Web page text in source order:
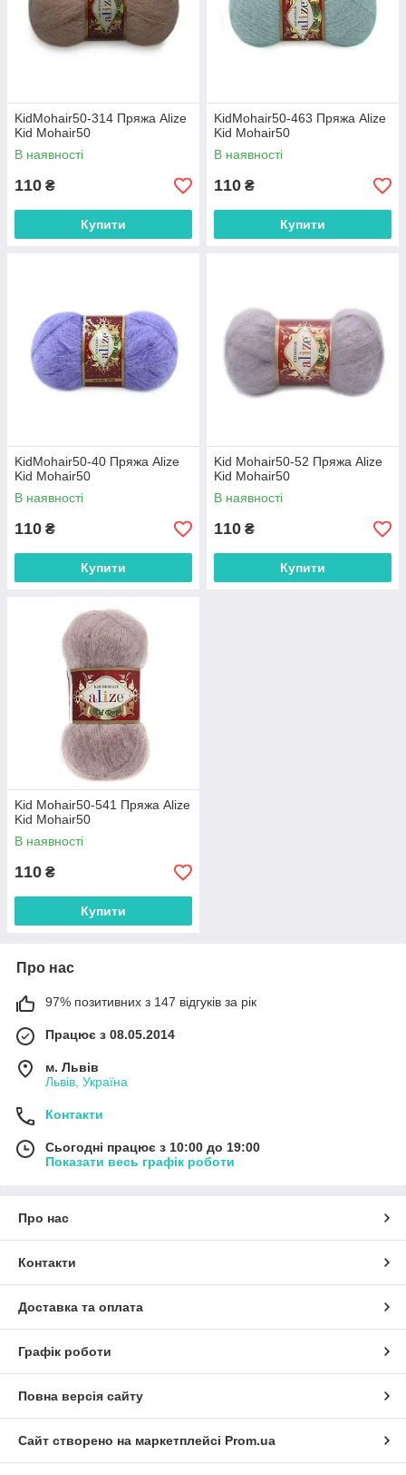
KidMohair50-314 Пряжа Alize
Kid Mohair50
В наявності
110 ₴
Купити
KidMohair50-463 Пряжа Alize
Kid Mohair50
В наявності
110 ₴
Купити
KidMohair50-40 Пряжа Alize
Kid Mohair50
В наявності
110 ₴
Купити
Kid Mohair50-52 Пряжа Alize
Kid Mohair50
В наявності
110 ₴
Купити
Kid Mohair50-541 Пряжа Alize
Kid Mohair50
В наявності
110 ₴
Купити
Про нас
97% позитивних з 147 відгуків за рік
Працює з 08.05.2014
м. Львів
Львів, Україна
Контакти
Сьогодні працює з 10:00 до 19:00
Показати весь графік роботи
Про нас
Контакти
Доставка та оплата
Графік роботи
Повна версія сайту
Сайт створено на маркетплейсі Prom.ua